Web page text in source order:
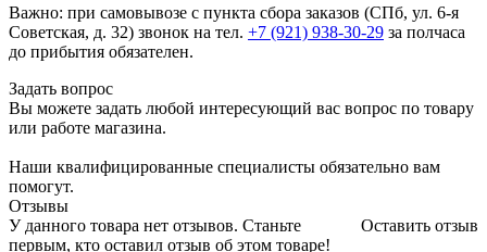
Важно: при самовывозе с пункта сборa заказов (СПб, ул. 6-я
Советская, д. 32) звонок на тел. +7 (921) 938-30-29 за полчаса
до прибытия обязателен.
Задать вопрос
Вы можете задать любой интересующий вас вопрос по товару
или работе магазина.
Наши квалифицированные специалисты обязательно вам
помогут.
Отзывы
Оставить отзыв
У данного товара нет отзывов. Станьте
первым, кто оставил отзыв об этом товаре!